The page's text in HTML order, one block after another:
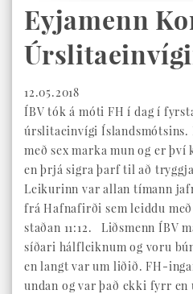
Eyjamenn
12.05.2018
ÍBV tók á móti FH í dag í
úrslitaeinvígi Íslandsmótsins.
með sex marka mun og er
en þrjá sigra þarf til að
Leikurinn var allan tímann
frá Hafnafirði sem leiddu
staðan 11:12. Liðsmenn ÍBV
síðari hálfleiknum og voru
en langt var um liðið. FH-
undan og var það ekki fyrr